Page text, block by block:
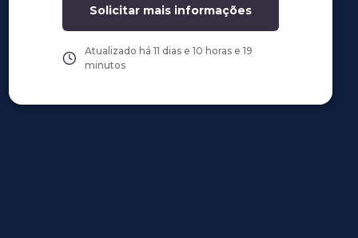
Solicitar mais informações
Atualizado há 11 dias e 10 horas e 19
minutos